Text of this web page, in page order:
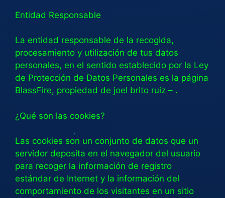
Entidad Responsable
La entidad responsable de la recogida,
procesamiento y utilización de tus datos
personales, en el sentido establecido por la Ley
de Protección de Datos Personales es la página
BlassFire, propiedad de joel brito ruiz – .
¿Qué son las cookies?
Las cookies son un conjunto de datos que un
servidor deposita en el navegador del usuario
para recoger la información de registro
estándar de Internet y la información del
comportamiento de los visitantes en un sitio